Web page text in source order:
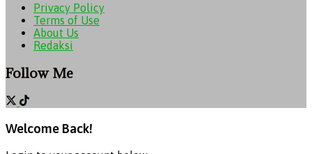
Privacy Policy
Terms of Use
About Us
Redaksi
Follow Me
Welcome Back!